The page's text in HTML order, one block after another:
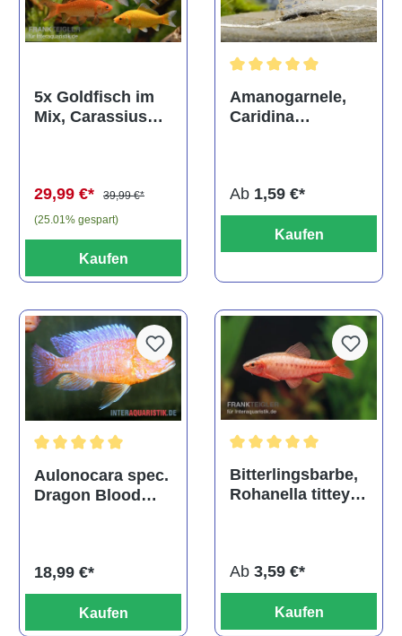
5x Goldfisch im
Mix, Carassius
29,99 €*
39,99 €*
(25.01% gespart)
Kaufen
Amanogarnele,
Caridina
Ab 1,59 €*
Kaufen
Durchschnittliche Bewertung von 5 von 5 Sternen
Aulonocara spec.
Dragon Blood
18,99 €*
Kaufen
Bitterlingsbarbe,
Rohanella titteya,
Ab 3,59 €*
Kaufen